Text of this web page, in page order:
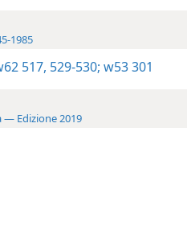
1985
517, 529-530; w53 301
— Edizione 2019